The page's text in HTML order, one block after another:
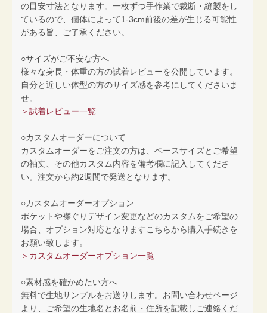
の目安寸法となります。一枚ずつ手作業で裁断・縫製をし
ているので、個体によって1-3cm前後の差が生じる可能性
がある旨、ご了承ください。
○サイズがご不安な方へ
様々な身長・体重の方の試着レビューを公開しています。
自分と近しい体型の方のサイズ感を参考にしてくださいま
せ。
＞試着レビュー一覧
○カスタムオーダーについて
カスタムオーダーをご注文の方は、ベースサイズとご希望
の袖丈、その他カスタム内容を備考欄に記入してくださ
い。注文から約2週間で発送となります。
○カスタムオーダーオプション
ポケットや襟ぐりデザイン変更などのカスタムをご希望の
場合、オプション対応となりますこちらから購入手続きを
お願い致します。
＞カスタムオーダーオプション一覧
○素材感を確かめたい方へ
無料で生地サンプルをお送りします。お問い合わせページ
より、ご希望の生地名とお名前・住所を記載しご連絡くだ